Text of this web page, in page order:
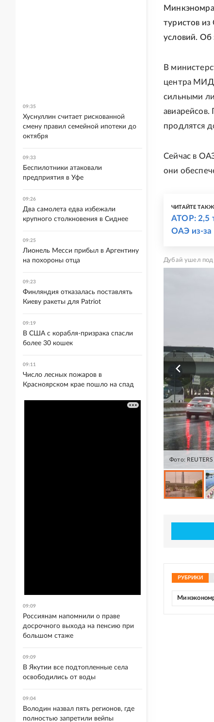
туристов
условий. Об
В
центра МИД
сильными
авиарейсов.
продлятся
Сейчас в
они
ЧИТАЙТЕ
АТОР: 2,5
ОАЭ из-за
Дубай ушел под
Фото: REUTERS
РУБРИКИ
09:35
Хуснуллин считает рискованной
смену правил семейной ипотеки до
октября
09:33
Беспилотники атаковали
предприятия в Уфе
09:26
Два самолета едва избежали
крупного столкновения в Сиднее
09:25
Лионель Месси прибыл в Аргентину
на похороны отца
09:23
Финляндия отказалась поставлять
Киеву ракеты для Patriot
09:19
В США с корабля-призрака спасли
более 30 кошек
09:11
Число лесных пожаров в
Красноярском крае пошло на спад
09:09
Россиянам напомнили о праве
досрочного выхода на пенсию при
большом стаже
09:09
В Якутии все подтопленные села
освободились от воды
09:04
Володин назвал пять регионов, где
полностью запретили вейпы